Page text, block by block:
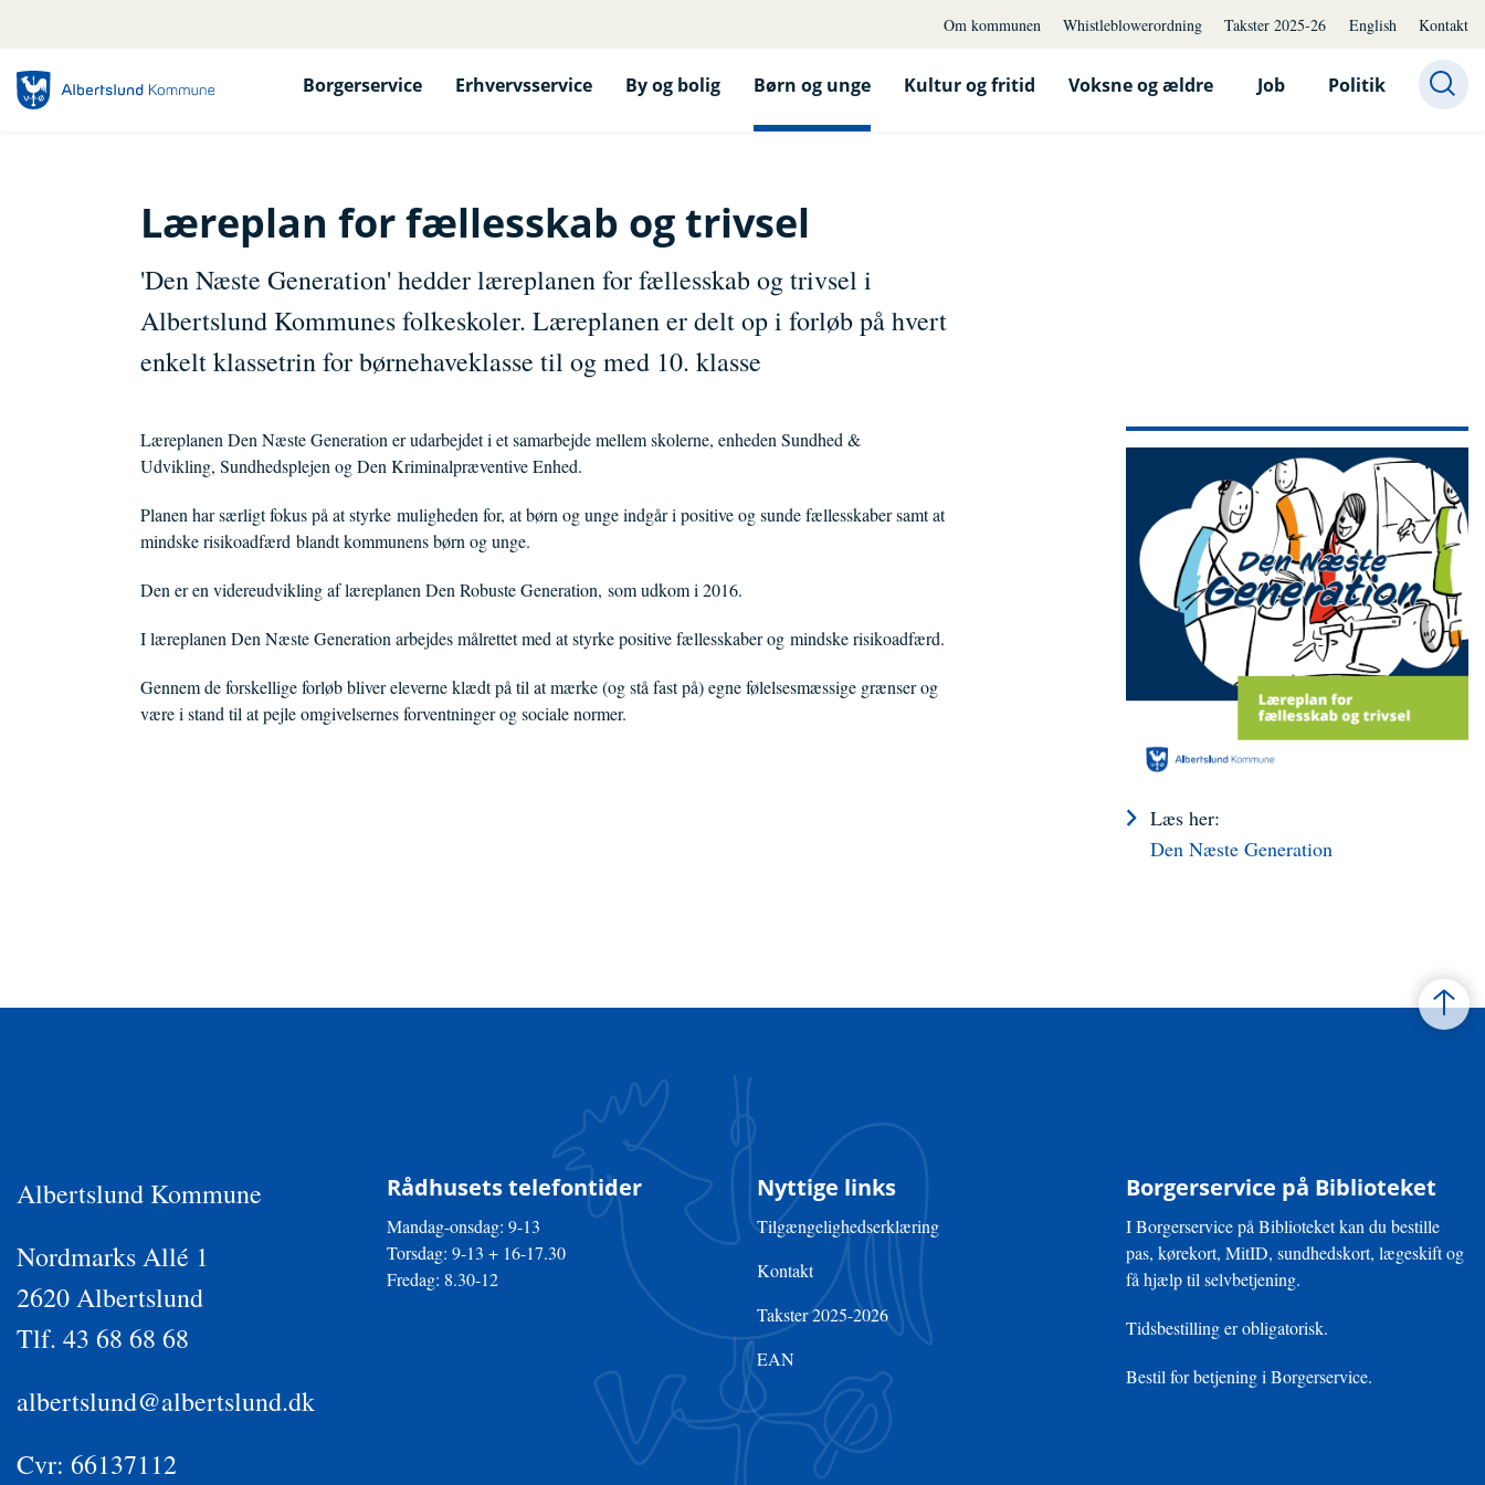
Om kommunen Whistleblowerordning Takster 2025-26 English Kontakt
Borgerservice Erhvervsservice By og bolig Børn og unge Kultur og fritid Voksne og ældre Job Politik
Læreplan for fællesskab og trivsel
'Den Næste Generation' hedder læreplanen for fællesskab og trivsel i
Albertslund Kommunes folkeskoler. Læreplanen er delt op i forløb på hvert
enkelt klassetrin for børnehaveklasse til og med 10. klasse
Læreplanen Den Næste Generation er udarbejdet i et samarbejde mellem skolerne, enheden Sundhed &
Udvikling, Sundhedsplejen og Den Kriminalpræventive Enhed.
Planen har særligt fokus på at styrke muligheden for, at børn og unge indgår i positive og sunde fællesskaber samt at
mindske risikoadfærd blandt kommunens børn og unge.
Den er en videreudvikling af læreplanen Den Robuste Generation, som udkom i 2016.
I læreplanen Den Næste Generation arbejdes målrettet med at styrke positive fællesskaber og mindske risikoadfærd.
Gennem de forskellige forløb bliver eleverne klædt på til at mærke (og stå fast på) egne følelsesmæssige grænser og
være i stand til at pejle omgivelsernes forventninger og sociale normer.
Læs her:
Den Næste Generation
Albertslund Kommune
Nordmarks Allé 1
2620 Albertslund
Tlf. 43 68 68 68
albertslund@albertslund.dk
Cvr: 66137112
Rådhusets telefontider
Mandag-onsdag: 9-13
Torsdag: 9-13 + 16-17.30
Fredag: 8.30-12
Nyttige links
Tilgængelighedserklæring
Kontakt
Takster 2025-2026
EAN
Borgerservice på Biblioteket
I Borgerservice på Biblioteket kan du bestille
pas, kørekort, MitID, sundhedskort, lægeskift og
få hjælp til selvbetjening.
Tidsbestilling er obligatorisk.
Bestil for betjening i Borgerservice.